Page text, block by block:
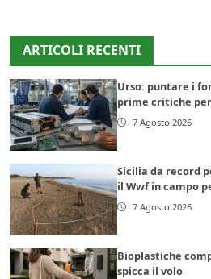
ARTICOLI RECENTI
Urso: puntare i
prime critiche
7 Agosto 2026
Sicilia da record
il Wwf in campo
7 Agosto 2026
Bioplastiche
spicca il volo